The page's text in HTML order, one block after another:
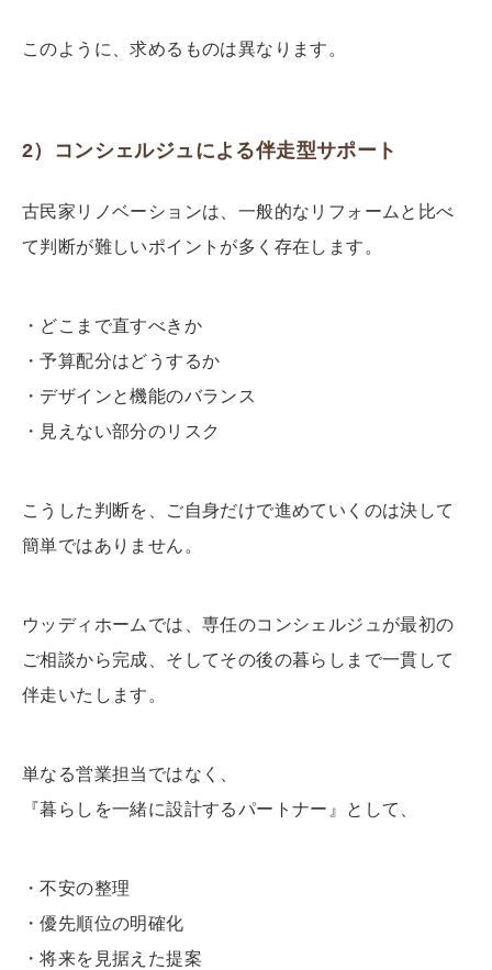
このように、求めるものは異なります。
2）コンシェルジュによる伴走型サポート
古民家リノベーションは、一般的なリフォームと比べ
て判断が難しいポイントが多く存在します。
・どこまで直すべきか
・予算配分はどうするか
・デザインと機能のバランス
・見えない部分のリスク
こうした判断を、ご自身だけで進めていくのは決して
簡単ではありません。
ウッディホームでは、専任のコンシェルジュが最初の
ご相談から完成、そしてその後の暮らしまで一貫して
伴走いたします。
単なる営業担当ではなく、
『暮らしを一緒に設計するパートナー』として、
・不安の整理
・優先順位の明確化
・将来を見据えた提案